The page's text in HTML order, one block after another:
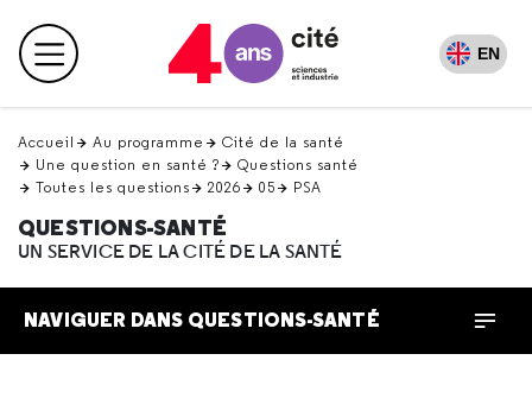
en
haut Menu principal EN
Accueil Au programme
Cité de la santé
Une question en santé ?
Questions santé
Toutes les questions
2026 05 PSA
QUESTIONS-SANTÉ
UN SERVICE DE LA CITÉ DE LA SANTÉ
NAVIGUER DANS QUESTIONS-SANTÉ